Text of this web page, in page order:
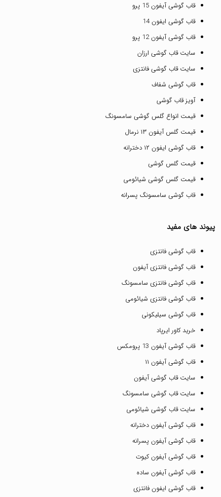
قاب گوشی آیفون 15 پرو
قاب گوشی ایفون 14
قاب گوشی آیفون 12 پرو
سایت قاب گوشی ارزان
سایت قاب گوشی فانتزی
قاب گوشی شفاف
آویز قاب گوشی
قیمت انواع گلس گوشی سامسونگ
قیمت گلس آیفون ۱۳ نرمال
قاب گوشی ایفون ۱۲ دخترانه
قیمت گلس گوشی
قیمت گلس گوشی شیائومی
قاب گوشی سامسونگ پسرانه
پیوند های مفید
قاب گوشی فانتزی
قاب گوشی فانتزی آیفون
قاب گوشی فانتزی سامسونگ
قاب گوشی فانتزی شیائومی
قاب گوشی سیلیکونی
خرید کاور ایرپاد
قاب گوشی آیفون 13 پرومکس
قاب گوشی آیفون ۱۱
سایت قاب گوشی آیفون
سایت قاب گوشی سامسونگ
سایت قاب گوشی شیائومی
قاب گوشی آیفون دخترانه
قاب گوشی آیفون پسرانه
قاب گوشی آیفون کیوت
قاب گوشی آیفون ساده
قاب گوشی ایفون فانتزی